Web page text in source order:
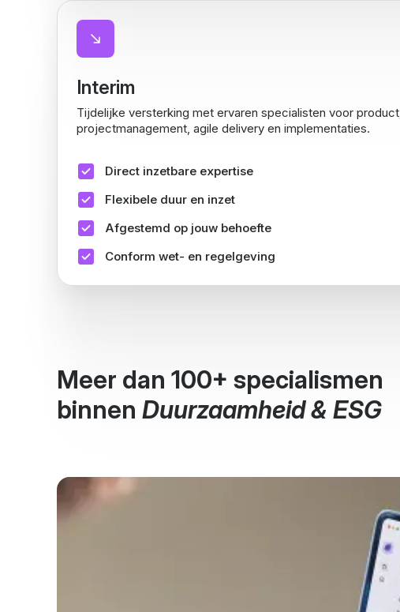
Interim
Tijdelijke versterking met ervaren specialisten voor product,
projectmanagement, agile delivery en implementaties.
Direct inzetbare expertise
Flexibele duur en inzet
Afgestemd op jouw behoefte
Conform wet- en regelgeving
Meer dan 100+ specialismen
binnen Duurzaamheid & ESG